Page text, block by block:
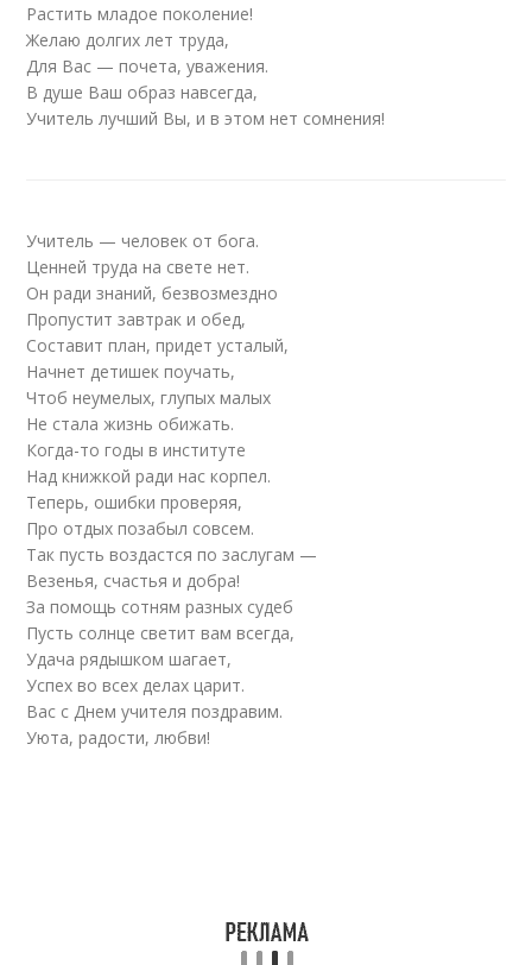
Растить младое поколение!
Желаю долгих лет труда,
Для Вас — почета, уважения.
В душе Ваш образ навсегда,
Учитель лучший Вы, и в этом нет сомнения!
Учитель — человек от бога.
Ценней труда на свете нет.
Он ради знаний, безвозмездно
Пропустит завтрак и обед,
Составит план, придет усталый,
Начнет детишек поучать,
Чтоб неумелых, глупых малых
Не стала жизнь обижать.
Когда-то годы в институте
Над книжкой ради нас корпел.
Теперь, ошибки проверяя,
Про отдых позабыл совсем.
Так пусть воздастся по заслугам —
Везенья, счастья и добра!
За помощь сотням разных судеб
Пусть солнце светит вам всегда,
Удача рядышком шагает,
Успех во всех делах царит.
Вас с Днем учителя поздравим.
Уюта, радости, любви!